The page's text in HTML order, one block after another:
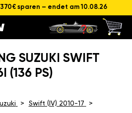
370€ sparen – endet am 10.08.26
SUZUKI SWIFT
(136 PS)
Swift (IV) 2010-17